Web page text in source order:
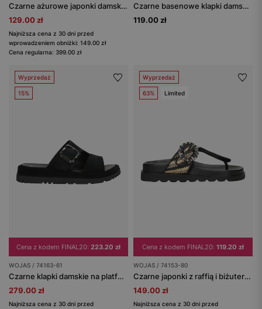
Czarne ażurowe japonki damskie ze złotą klamrą
129.00 zł
Najniższa cena z 30 dni przed
wprowadzeniem obniżki: 149.00 zł
Cena regularna: 399.00 zł
Czarne basenowe klapki damskie RELAKS
119.00 zł
Wyprzedaż
15%
Cena z kodem FINAL20: 223.20 zł
WOJAS / 74163-61
Czarne klapki damskie na platformie
279.00 zł
Najniższa cena z 30 dni przed
Wyprzedaż
63% Limited
Cena z kodem FINAL20: 119.20 zł
WOJAS / 74153-80
Czarne japonki z raffią i biżuteryjną klamrą
149.00 zł
Najniższa cena z 30 dni przed